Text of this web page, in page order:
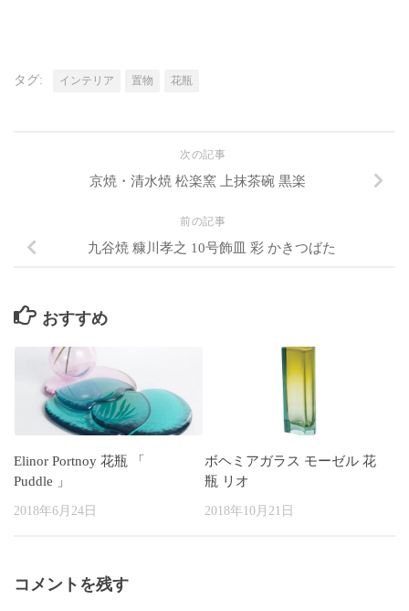
タグ: インテリア 置物 花瓶
次の記事
京焼・清水焼 松楽窯 上抹茶碗 黒楽
前の記事
九谷焼 糠川孝之 10号飾皿 彩 かきつばた
おすすめ
Elinor Portnoy 花瓶 「
Puddle 」
2018年6月24日
ボヘミアガラス モーゼル 花
瓶 リオ
2018年10月21日
コメントを残す